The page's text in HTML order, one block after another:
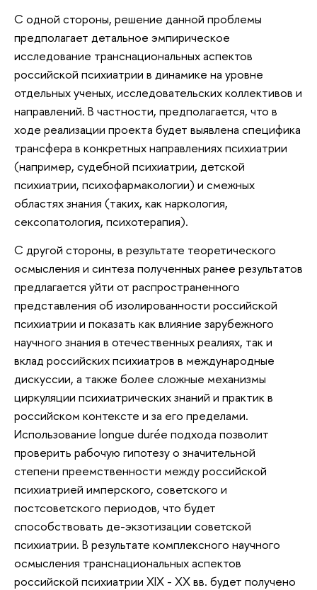
С одной стороны, решение данной проблемы
предполагает детальное эмпирическое
исследование транснациональных аспектов
российской психиатрии в динамике на уровне
отдельных ученых, исследовательских коллективов и
направлений. В частности, предполагается, что в
ходе реализации проекта будет выявлена специфика
трансфера в конкретных направлениях психиатрии
(например, судебной психиатрии, детской
психиатрии, психофармакологии) и смежных
областях знания (таких, как наркология,
сексопатология, психотерапия).
С другой стороны, в результате теоретического
осмысления и синтеза полученных ранее результатов
предлагается уйти от распространенного
представления об изолированности российской
психиатрии и показать как влияние зарубежного
научного знания в отечественных реалиях, так и
вклад российских психиатров в международные
дискуссии, а также более сложные механизмы
циркуляции психиатрических знаний и практик в
российском контексте и за его пределами.
Использование longue durée подхода позволит
проверить рабочую гипотезу о значительной
степени преемственности между российской
психиатрией имперского, советского и
постсоветского периодов, что будет
способствовать де-экзотизации советской
психиатрии. В результате комплексного научного
осмысления транснациональных аспектов
российской психиатрии XIX - XX вв. будет получено